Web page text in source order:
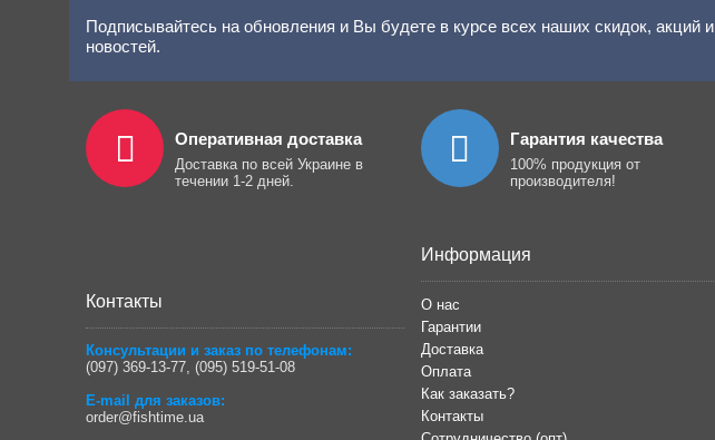
Подписывайтесь на обновления и Вы будете в курсе всех наших скидок, акций и
новостей.
Оперативная доставка
Доставка по всей Украине в
течении 1-2 дней.
Гарантия качества
100% продукция от
производителя!
Контакты
Консультации и заказ по телефонам:
(097) 369-13-77, (095) 519-51-08
E-mail для заказов:
order@fishtime.ua
Информация
О нас
Гарантии
Доставка
Оплата
Как заказать?
Контакты